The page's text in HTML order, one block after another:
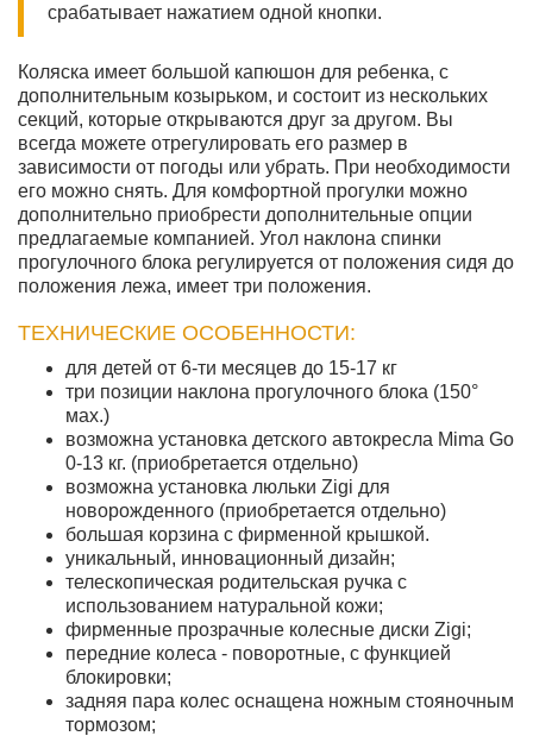
срабатывает нажатием одной кнопки.
Коляска имеет большой капюшон для ребенка, с
дополнительным козырьком, и состоит из нескольких
секций, которые открываются друг за другом. Вы
всегда можете отрегулировать его размер в
зависимости от погоды или убрать. При необходимости
его можно снять. Для комфортной прогулки можно
дополнительно приобрести дополнительные опции
предлагаемые компанией. Угол наклона спинки
прогулочного блока регулируется от положения сидя до
положения лежа, имеет три положения.
ТЕХНИЧЕСКИЕ ОСОБЕННОСТИ:
для детей от 6-ти месяцев до 15-17 кг
три позиции наклона прогулочного блока (150°
мах.)
возможна установка детского автокресла Mima Go
0-13 кг. (приобретается отдельно)
возможна установка люльки Zigi для
новорожденного (приобретается отдельно)
большая корзина с фирменной крышкой.
уникальный, инновационный дизайн;
телескопическая родительская ручка с
использованием натуральной кожи;
фирменные прозрачные колесные диски Zigi;
передние колеса - поворотные, с функцией
блокировки;
задняя пара колес оснащена ножным стояночным
тормозом;